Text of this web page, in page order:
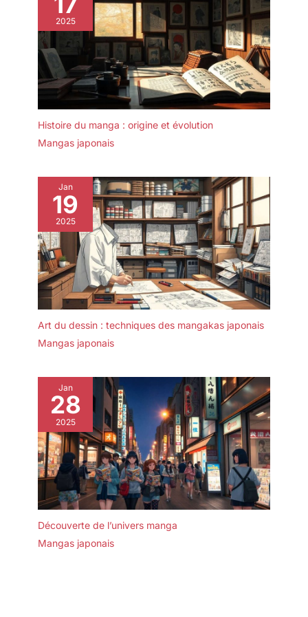
2025
Histoire du manga : origine et évolution
Mangas japonais
Jan
19
2025
Art du dessin : techniques des mangakas japonais
Mangas japonais
Jan
28
2025
Découverte de l’univers manga
Mangas japonais